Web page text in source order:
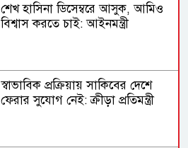
শেখ হাসিনা ডিসেম্বরে আসুক, আমিও
বিশ্বাস করতে চাই: আইনমন্ত্রী
স্বাভাবিক প্রক্রিয়ায় সাকিবের দেশে
ফেরার সুযোগ নেই: ক্রীড়া প্রতিমন্ত্রী